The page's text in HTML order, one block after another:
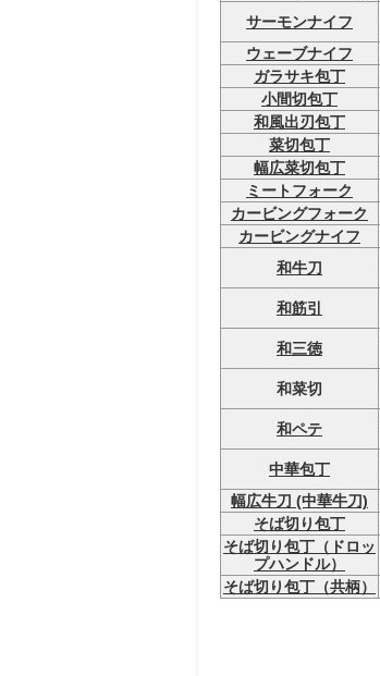
サーモンナイフ
ウェーブナイフ
ガラサキ包丁
小間切包丁
和風出刃包丁
菜切包丁
幅広菜切包丁
ミートフォーク
カービングフォーク
カービングナイフ
和牛刀
和筋引
和三徳
和菜切
和ペテ
中華包丁
幅広牛刀 (中華牛刀)
そば切り包丁
そば切り包丁（ドロッ
プハンドル）
そば切り包丁（共柄）